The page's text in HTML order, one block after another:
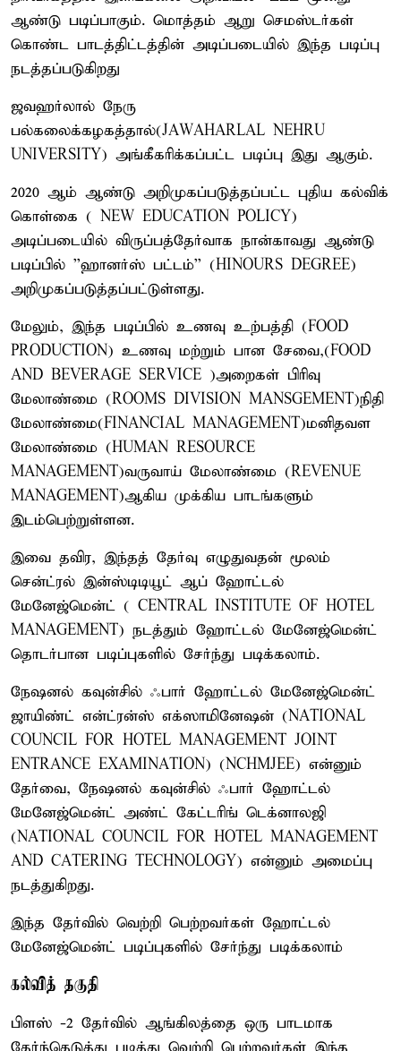
ஆண்டு படிப்பாகும். மொத்தம் ஆறு செமஸ்டர்கள்
கொண்ட பாடத்திட்டத்தின் அடிப்படையில் இந்த படிப்பு
நடத்தப்படுகிறது
ஜவஹர்லால் நேரு
பல்கலைக்கழகத்தால்(JAWAHARLAL NEHRU
UNIVERSITY) அங்கீகரிக்கப்பட்ட படிப்பு இது ஆகும்.
2020 ஆம் ஆண்டு அறிமுகப்படுத்தப்பட்ட புதிய கல்விக்
கொள்கை ( NEW EDUCATION POLICY)
அடிப்படையில் விருப்பத்தேர்வாக நான்காவது ஆண்டு
படிப்பில் ''ஹானர்ஸ் பட்டம்'' (HINOURS DEGREE)
அறிமுகப்படுத்தப்பட்டுள்ளது.
மேலும், இந்த படிப்பில் உணவு உற்பத்தி (FOOD
PRODUCTION) உணவு மற்றும் பான சேவை,(FOOD
AND BEVERAGE SERVICE )அறைகள் பிரிவு
மேலாண்மை (ROOMS DIVISION MANSGEMENT)நிதி
மேலாண்மை(FINANCIAL MANAGEMENT)மனிதவள
மேலாண்மை (HUMAN RESOURCE
MANAGEMENT)வருவாய் மேலாண்மை (REVENUE
MANAGEMENT)ஆகிய முக்கிய பாடங்களும்
இடம்பெற்றுள்ளன.
இவை தவிர, இந்தத் தேர்வு எழுதுவதன் மூலம்
சென்ட்ரல் இன்ஸ்டிடியூட் ஆப் ஹோட்டல்
மேனேஜ்மென்ட் ( CENTRAL INSTITUTE OF HOTEL
MANAGEMENT) நடத்தும் ஹோட்டல் மேனேஜ்மென்ட்
தொடர்பான படிப்புகளில் சேர்ந்து படிக்கலாம்.
நேஷனல் கவுன்சில் ஃபார் ஹோட்டல் மேனேஜ்மென்ட்
ஜாயிண்ட் என்ட்ரன்ஸ் எக்ஸாமினேஷன் (NATIONAL
COUNCIL FOR HOTEL MANAGEMENT JOINT
ENTRANCE EXAMINATION) (NCHMJEE) என்னும்
தேர்வை, நேஷனல் கவுன்சில் ஃபார் ஹோட்டல்
மேனேஜ்மென்ட் அண்ட் கேட்டரிங் டெக்னாலஜி
(NATIONAL COUNCIL FOR HOTEL MANAGEMENT
AND CATERING TECHNOLOGY) என்னும் அமைப்பு
நடத்துகிறது.
இந்த தேர்வில் வெற்றி பெற்றவர்கள் ஹோட்டல்
மேனேஜ்மென்ட் படிப்புகளில் சேர்ந்து படிக்கலாம்
கல்வித் தகுதி
பிளஸ் -2 தேர்வில் ஆங்கிலத்தை ஒரு பாடமாக